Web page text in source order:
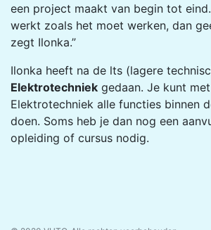
een project maakt van begin tot
werkt zoals het moet werken, dan
zegt Ilonka.”
Ilonka heeft na de lts (lagere
Elektrotechniek gedaan. Je kunt
Elektrotechniek alle functies binnen
doen. Soms heb je dan nog een
opleiding of cursus nodig.